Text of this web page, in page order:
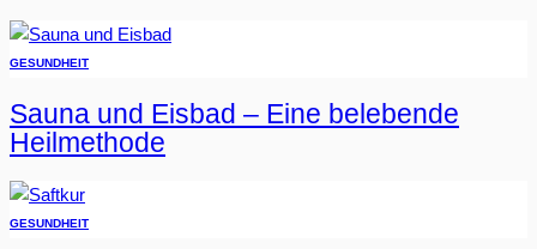
GESUNDHEIT
Sauna und Eisbad – Eine belebende
Heilmethode
GESUNDHEIT